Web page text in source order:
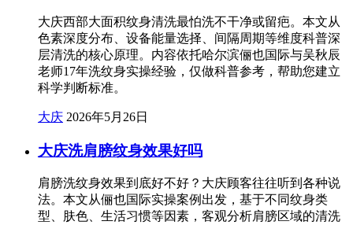
大庆西部大面积纹身清洗最怕洗不干净或留疤。本文从
色素深度分布、设备能量选择、间隔周期等维度科普深
层清洗的核心原理。内容依托哈尔滨俪也国际与吴秋辰
老师17年洗纹身实操经验，仅做科普参考，帮助您建立
科学判断标准。
大庆 2026年5月26日
大庆洗肩膀纹身效果好吗
肩膀洗纹身效果到底好不好？大庆顾客往往听到各种说
法。本文从俪也国际实操案例出发，基于不同纹身类
型、肤色、生活习惯等因素，客观分析肩膀区域的清洗